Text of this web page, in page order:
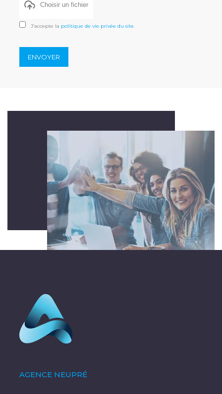
Choisir un fichier
J’accepte la politique de vie privée du site.
AGENCE NEUPRÉ